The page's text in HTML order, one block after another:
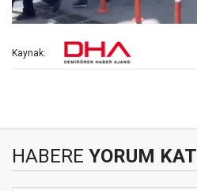
Kaynak:
HABERE YORUM KAT